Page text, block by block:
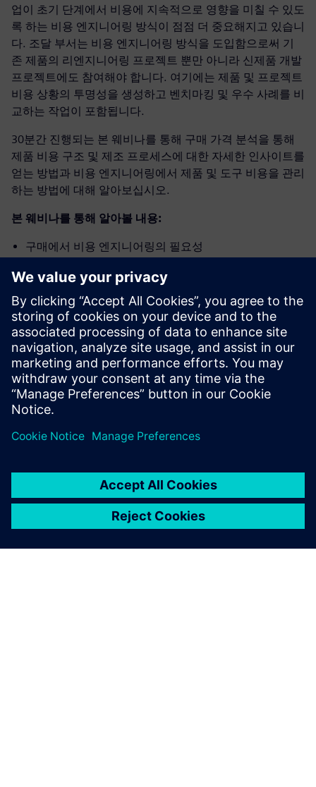
업이 초기 단계에서 비용에 지속적으로 영향을 미칠 수 있도
록 하는 비용 엔지니어링 방식이 점점 더 중요해지고 있습니
다. 조달 부서는 비용 엔지니어링 방식을 도입함으로써 기
존 제품의 리엔지니어링 프로젝트 뿐만 아니라 신제품 개발
프로젝트에도 참여해야 합니다. 여기에는 제품 및 프로젝트
비용 상황의 투명성을 생성하고 벤치마킹 및 우수 사례를 비
교하는 작업이 포함됩니다.
30분간 진행되는 본 웨비나를 통해 구매 가격 분석을 통해
제품 비용 구조 및 제조 프로세스에 대한 자세한 인사이트를
얻는 방법과 비용 엔지니어링에서 제품 및 도구 비용을 관리
하는 방법에 대해 알아보십시오.
본 웨비나를 통해 알아볼 내용:
구매에서 비용 엔지니어링의 필요성
지능형 지식 기반 비용 엔지니어링
통합 원가 관리를 사용하는 비용 엔지니어링의 이점
대상 시청자:
본 웨비나는 구매, 비용 엔지니어링, 상업용 제품 및 프로그
램 관리, 가치 엔지니어링, 툴링 분야의 전문가와 관리자를
대상으로 합니다.
본 온-디맨드 웨비나 비디오를 시청하려면 등록하십시오!